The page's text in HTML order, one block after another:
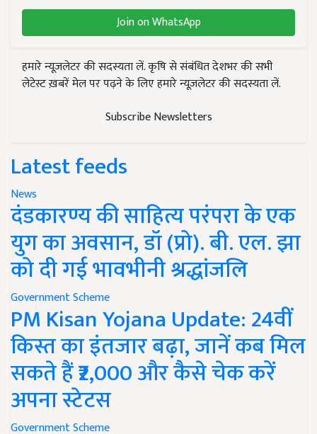
Join on WhatsApp
हमारे न्यूज़लेटर की सदस्यता लें. कृषि से संबंधित देशभर की सभी
लेटेस्ट ख़बरें मेल पर पढ़ने के लिए हमारे न्यूज़लेटर की सदस्यता लें.
Subscribe Newsletters
Latest feeds
News
दंडकारण्य की साहित्य परंपरा के एक
युग का अवसान, डॉ (प्रो). बी. एल. झा
को दी गई भावभीनी श्रद्धांजलि
Government Scheme
PM Kisan Yojana Update: 24वीं
किस्त का इंतजार बढ़ा, जानें कब मिल
सकते हैं ₹2,000 और कैसे चेक करें
अपना स्टेटस
Government Scheme